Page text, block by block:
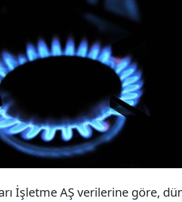
Spot doğal gaz
doğal gazın
belirlendi.
İşletme AŞ verilerine göre,